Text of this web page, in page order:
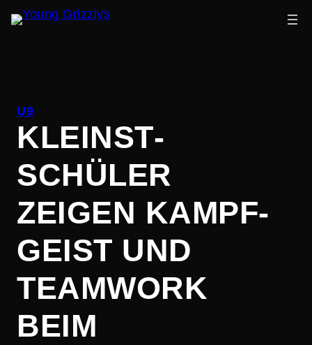
springen
U9
KLEINST­
SCHÜLER
ZEIGEN KAMPF­
GEIST UND
TEAMWORK
BEIM